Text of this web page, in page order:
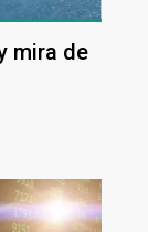
mira de